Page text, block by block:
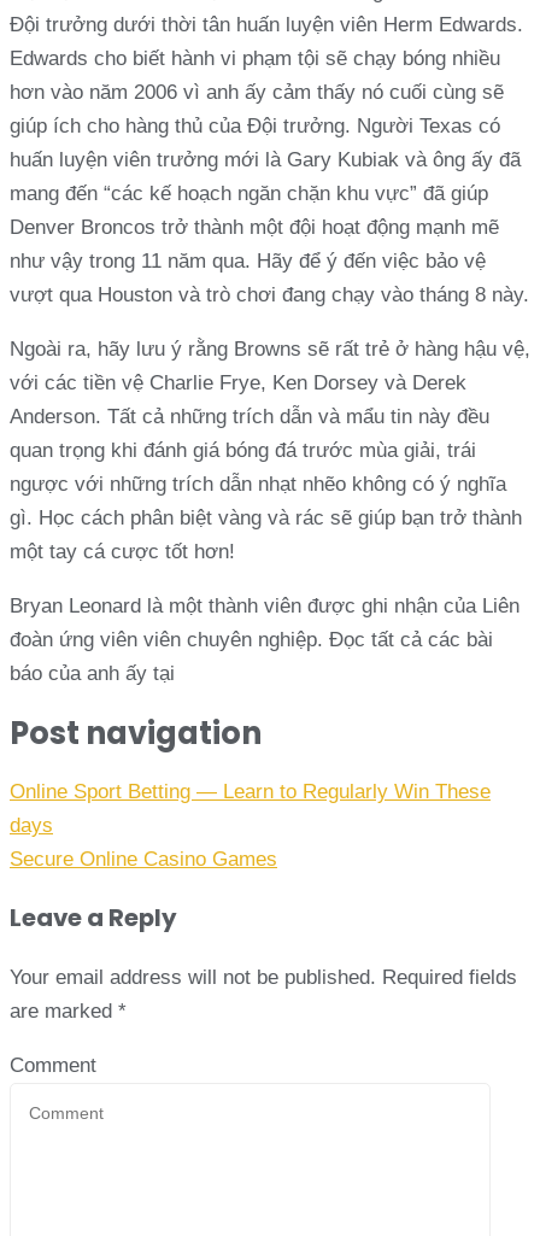
Đội trưởng dưới thời tân huấn luyện viên Herm Edwards.
Edwards cho biết hành vi phạm tội sẽ chạy bóng nhiều
hơn vào năm 2006 vì anh ấy cảm thấy nó cuối cùng sẽ
giúp ích cho hàng thủ của Đội trưởng. Người Texas có
huấn luyện viên trưởng mới là Gary Kubiak và ông ấy đã
mang đến “các kế hoạch ngăn chặn khu vực” đã giúp
Denver Broncos trở thành một đội hoạt động mạnh mẽ
như vậy trong 11 năm qua. Hãy để ý đến việc bảo vệ
vượt qua Houston và trò chơi đang chạy vào tháng 8 này.
Ngoài ra, hãy lưu ý rằng Browns sẽ rất trẻ ở hàng hậu vệ,
với các tiền vệ Charlie Frye, Ken Dorsey và Derek
Anderson. Tất cả những trích dẫn và mẩu tin này đều
quan trọng khi đánh giá bóng đá trước mùa giải, trái
ngược với những trích dẫn nhạt nhẽo không có ý nghĩa
gì. Học cách phân biệt vàng và rác sẽ giúp bạn trở thành
một tay cá cược tốt hơn!
Bryan Leonard là một thành viên được ghi nhận của Liên
đoàn ứng viên viên chuyên nghiệp. Đọc tất cả các bài
báo của anh ấy tại
Post navigation
Online Sport Betting — Learn to Regularly Win These
days
Secure Online Casino Games
Leave a Reply
Your email address will not be published. Required fields
are marked *
Comment